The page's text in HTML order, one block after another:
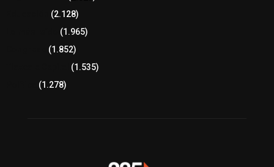
(2.128)
(1.965)
(1.852)
(1.535)
(1.278)